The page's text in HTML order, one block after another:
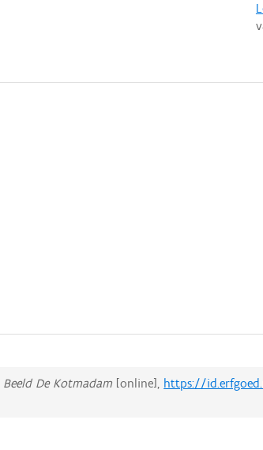
Beeld De Kotmadam [online], https://